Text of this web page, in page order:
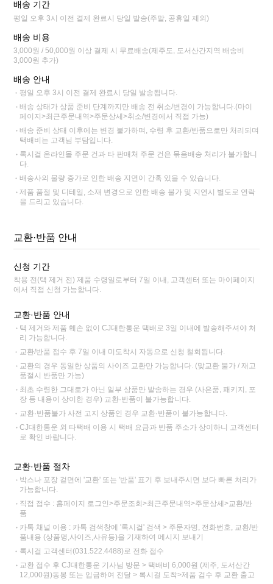
배송 기간
평일 오후 3시 이전 결제 완료시 당일 발송(주말, 공휴일 제외)
배송 비용
3,000원 / 50,000원 이상 결제 시 무료배송(제주도, 도서산간지역 배송비
3,000원 추가)
배송 안내
평일 오후 3시 이전 결제 완료시 당일 발송됩니다.
배송 상태가 상품 준비 단계까지만 배송 전 취소/변경이 가능합니다.(마이
페이지>최근주문내역>주문상세>취소/변경에서 직접 가능)
배송 준비 상태 이후에는 변경 불가하며, 수령 후 교환/반품으로만 처리되며
택배비는 고객님 부담입니다.
록시걸 온라인몰 주문 건과 타 판매처 주문 건은 묶음배송 처리가 불가합니
다.
배송사의 물량 증가로 인한 배송 지연이 간혹 있을 수 있습니다.
제품 품절 및 디테일, 소재 변경으로 인한 배송 불가 및 지연시 별도로 연락
을 드리고 있습니다.
교환·반품 안내
신청 기간
착용 전(택 제거 전) 제품 수령일로부터 7일 이내, 고객센터 또는 마이페이지
에서 직접 신청 가능합니다.
교환·반품 안내
택 제거와 제품 훼손 없이 CJ대한통운 택배로 3일 이내에 발송해주셔야 처
리 가능합니다.
교환/반품 접수 후 7일 이내 미도착시 자동으로 신청 철회됩니다.
교환의 경우 동일한 상품의 사이즈 교환만 가능합니다. (맞교환 불가 / 재고
품절시 반품만 가능)
최초 수령한 그대로가 아닌 일부 상품만 발송하는 경우 (사은품, 패키지, 포
장 등 내용이 상이한 경우) 교환·반품이 불가능합니다.
교환·반품불가 사전 고지 상품인 경우 교환·반품이 불가능합니다.
CJ대한통운 외 타택배 이용 시 택배 요금과 반품 주소가 상이하니 고객센터
로 확인 바랍니다.
교환·반품 절차
박스나 포장 겉면에 '교환' 또는 '반품' 표기 후 보내주시면 보다 빠른 처리가
가능합니다.
직접 접수 : 홈페이지 로그인>주문조회>최근주문내역>주문상세>교환/반
품
카톡 채널 이용 : 카톡 검색창에 '록시걸' 검색 > 주문자명, 전화번호, 교환/반
품내용 (상품명,사이즈,사유등)을 기재하여 메시지 보내기
록시걸 고객센터(031.522.4488)로 전화 접수
교환 접수 후 CJ대한통운 기사님 방문 > 택배비 6,000원 (제주, 도서산간
12,000원)동봉 또는 입금하여 전달 > 록시걸 도착>제품 검수 후 교환 출고